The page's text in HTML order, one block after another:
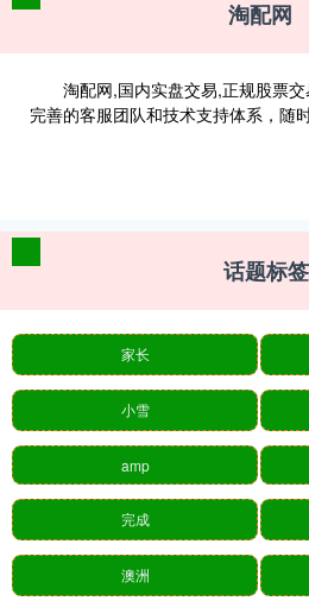
淘配网
淘配网,国内实盘交易,正规股票
完善的客服团队和技术支持体系，随
话题标签
家长
小雪
amp
完成
澳洲